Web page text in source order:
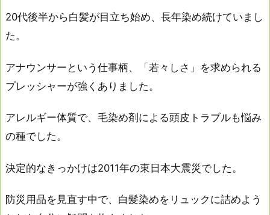
20代後半から白髪が目立ち始め、長年染め続けていまし
た。
アナウンサーという仕事柄、「若々しさ」を求められる
プレッシャーが強くありました。
アレルギー体質で、毛染め剤による頭皮トラブルも悩み
の種でした。
決定的なきっかけは2011年の東日本大震災でした。
防災用品を見直す中で、白髪染めをリュックに詰めよう